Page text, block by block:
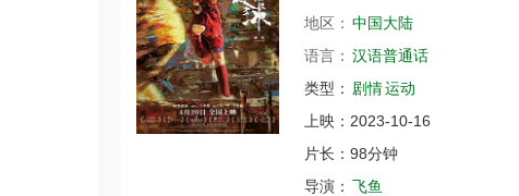
地区： 中国大陆
语言： 汉语普通话
类型： 剧情运动
上映： 2023-10-16
片长： 98分钟
导演： 飞鱼